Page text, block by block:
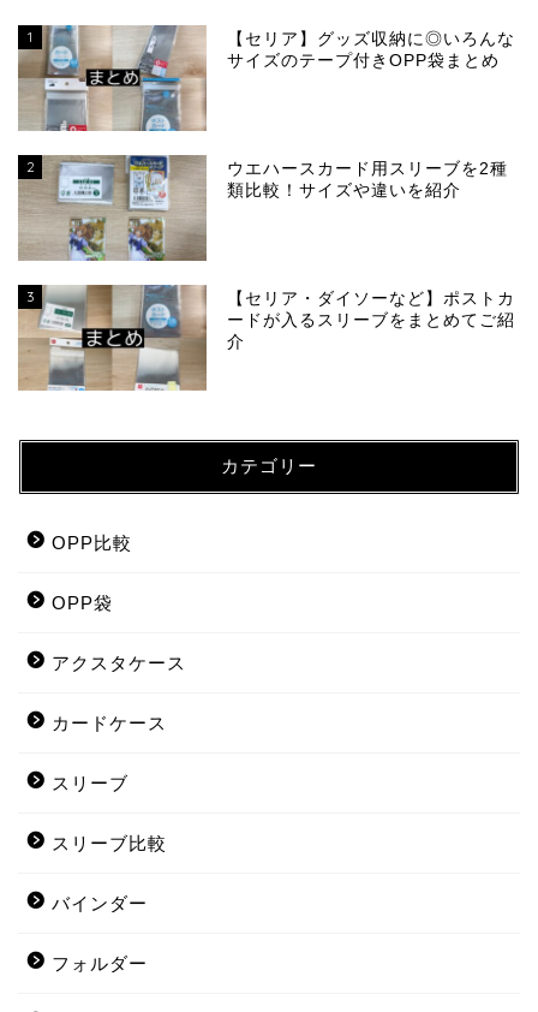
1
【セリア】グッズ収納に◎いろんな
サイズのテープ付きOPP袋まとめ
2
ウエハースカード用スリーブを2種
類比較！サイズや違いを紹介
3
【セリア・ダイソーなど】ポストカ
ードが入るスリーブをまとめてご紹
介
カテゴリー
OPP比較
OPP袋
アクスタケース
カードケース
スリーブ
スリーブ比較
バインダー
フォルダー